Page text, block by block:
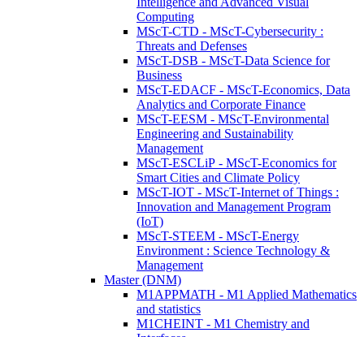
Computing
MScT-CTD - MScT-Cybersecurity :
Threats and Defenses
MScT-DSB - MScT-Data Science for
Business
MScT-EDACF - MScT-Economics, Data
Analytics and Corporate Finance
MScT-EESM - MScT-Environmental
Engineering and Sustainability
Management
MScT-ESCLiP - MScT-Economics for
Smart Cities and Climate Policy
MScT-IOT - MScT-Internet of Things :
Innovation and Management Program
(IoT)
MScT-STEEM - MScT-Energy
Environment : Science Technology &
Management
Master (DNM)
M1APPMATH - M1 Applied Mathematics
and statistics
M1CHEINT - M1 Chemistry and